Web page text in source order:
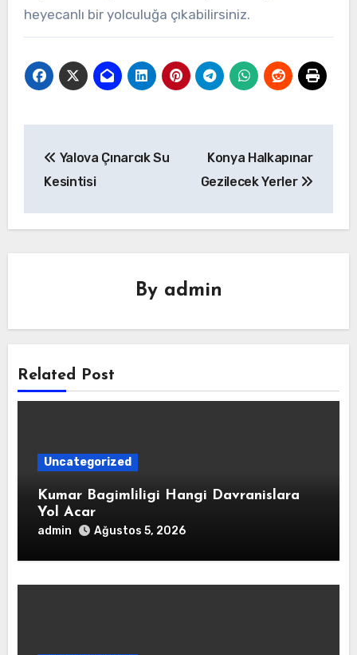
heyecanlı bir yolculuğa çıkabilirsiniz.
gezinmesi
Yalova Çınarcık Su
Kesintisi
Konya Halkapınar
Gezilecek Yerler
By admin
Related Post
Uncategorized
Kumar Bagimliligi Hangi Davranislara
Yol Acar
admin Ağustos 5, 2026